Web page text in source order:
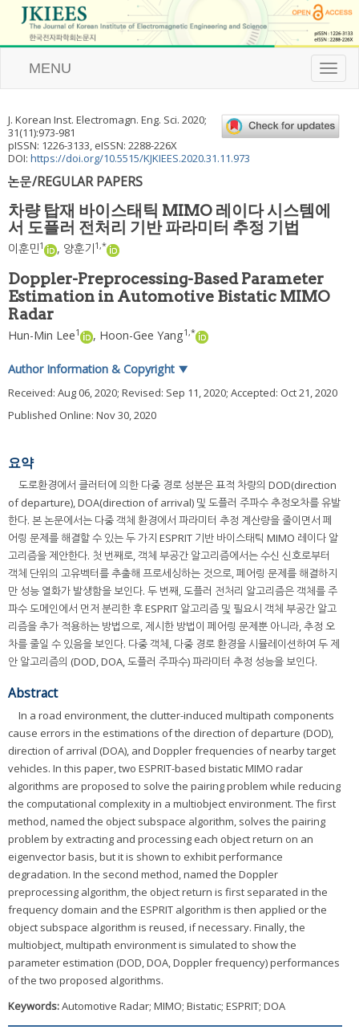
T
o
l
e
MENU
J. Korean Inst. Electromagn. Eng. Sci. 2020;
31(11):973-981
pISSN: 1226-3133, eISSN: 2288-226X
DOI: https://doi.org/10.5515/KJKIEES.2020.31.11.973
논문/REGULAR PAPERS
차량 탑재 바이스태틱 MIMO 레이다 시스템에
서 도플러 전처리 기반 파라미터 추정 기법
이훈민1 , 양훈기 1,*
Doppler-Preprocessing-Based Parameter
Estimation in Automotive Bistatic MIMO
Radar
Hun-Min Lee1 , Hoon-Gee Yang1,*
Author Information & Copyright ▼
Received: Aug 06, 2020; Revised: Sep 11, 2020; Accepted: Oct 21, 2020
Published Online: Nov 30, 2020
요약
도로환경에서 클러터에 의한 다중 경로 성분은 표적 차량의 DOD(direction
of departure), DOA(direction of arrival) 및 도플러 주파수 추정오차를 유발
한다. 본 논문에서는 다중 객체 환경에서 파라미터 추정 계산량을 줄이면서 페
어링 문제를 해결할 수 있는 두 가지 ESPRIT 기반 바이스태틱 MIMO 레이다 알
고리즘을 제안한다. 첫 번째로, 객체 부공간 알고리즘에서는 수신 신호로부터
객체 단위의 고유벡터를 추출해 프로세싱하는 것으로, 페어링 문제를 해결하지
만 성능 열화가 발생함을 보인다. 두 번째, 도플러 전처리 알고리즘은 객체를 주
파수 도메인에서 먼저 분리한 후 ESPRIT 알고리즘 및 필요시 객체 부공간 알고
리즘을 추가 적용하는 방법으로, 제시한 방법이 페어링 문제뿐 아니라, 추정 오
차를 줄일 수 있음을 보인다. 다중 객체, 다중 경로 환경을 시뮬레이션하여 두 제
안 알고리즘의 (DOD, DOA, 도플러 주파수) 파라미터 추정 성능을 보인다.
Abstract
In a road environment, the clutter-induced multipath components
cause errors in the estimations of the direction of departure (DOD),
direction of arrival (DOA), and Doppler frequencies of nearby target
vehicles. In this paper, two ESPRIT-based bistatic MIMO radar
algorithms are proposed to solve the pairing problem while reducing
the computational complexity in a multiobject environment. The first
method, named the object subspace algorithm, solves the pairing
problem by extracting and processing each object return on an
eigenvector basis, but it is shown to exhibit performance
degradation. In the second method, named the Doppler
preprocessing algorithm, the object return is first separated in the
frequency domain and the ESPRIT algorithm is then applied or the
object subspace algorithm is reused, if necessary. Finally, the
multiobject, multipath environment is simulated to show the
parameter estimation (DOD, DOA, Doppler frequency) performances
of the two proposed algorithms.
Keywords:Automotive Radar; MIMO; Bistatic; ESPRIT; DOA